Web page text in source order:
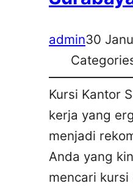
admin30
Kursi Kantor
kerja yang
menjadi
Anda yang
mencari